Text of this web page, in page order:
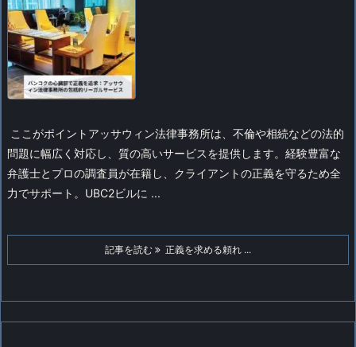
ここがポイント アッサウィン法律事務所は、不倫や相続などの法的
問題に幅広く対応し、質の高いサービスを提供します。経験豊富な
弁護士とプロの調査員が在籍し、クライアントの正義を守るため全
力でサポート。UBC2ビルに ...
記事を読む 正義を求める頼れ ...